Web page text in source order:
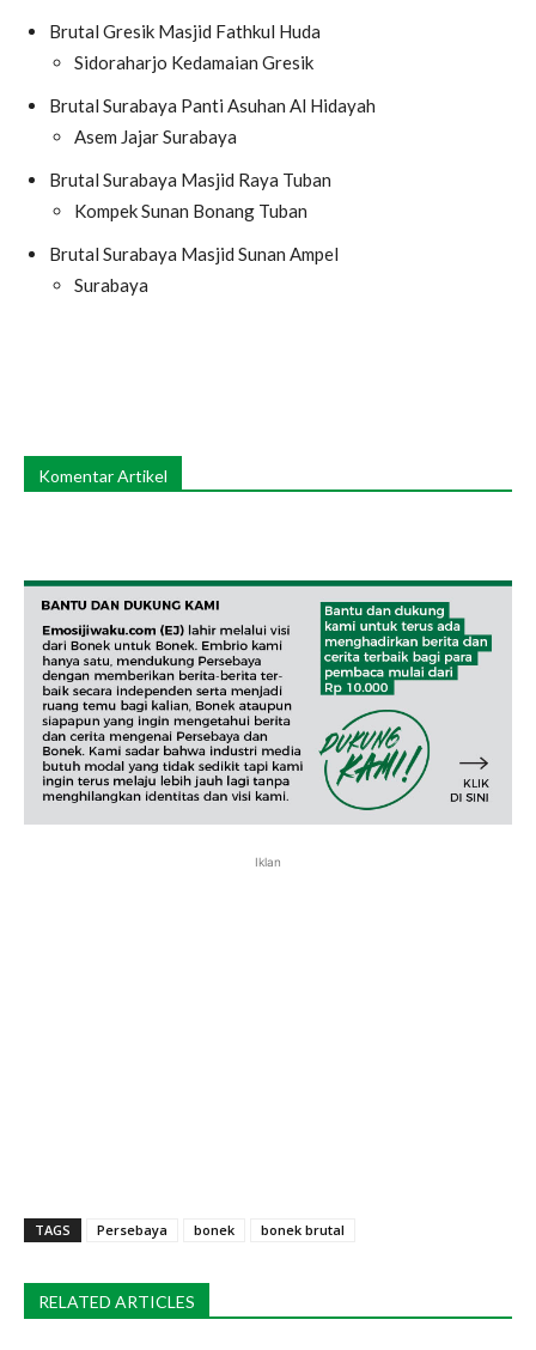
Brutal Gresik Masjid Fathkul Huda
Sidoraharjo Kedamaian Gresik
Brutal Surabaya Panti Asuhan Al Hidayah
Asem Jajar Surabaya
Brutal Surabaya Masjid Raya Tuban
Kompek Sunan Bonang Tuban
Brutal Surabaya Masjid Sunan Ampel
Surabaya
Komentar Artikel
Iklan
TAGS Persebaya bonek bonek brutal
RELATED ARTICLES